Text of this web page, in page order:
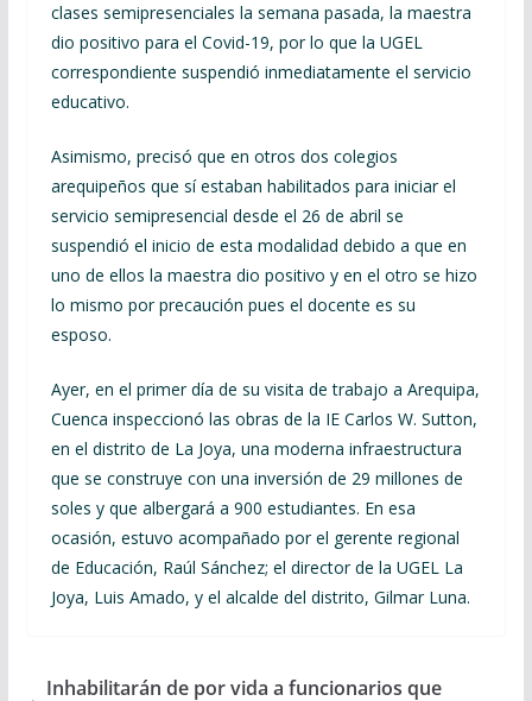
clases semipresenciales la semana pasada, la maestra
dio positivo para el Covid-19, por lo que la UGEL
correspondiente suspendió inmediatamente el servicio
educativo.
Asimismo, precisó que en otros dos colegios
arequipeños que sí estaban habilitados para iniciar el
servicio semipresencial desde el 26 de abril se
suspendió el inicio de esta modalidad debido a que en
uno de ellos la maestra dio positivo y en el otro se hizo
lo mismo por precaución pues el docente es su
esposo.
Ayer, en el primer día de su visita de trabajo a Arequipa,
Cuenca inspeccionó las obras de la IE Carlos W. Sutton,
en el distrito de La Joya, una moderna infraestructura
que se construye con una inversión de 29 millones de
soles y que albergará a 900 estudiantes. En esa
ocasión, estuvo acompañado por el gerente regional
de Educación, Raúl Sánchez; el director de la UGEL La
Joya, Luis Amado, y el alcalde del distrito, Gilmar Luna.
Inhabilitarán de por vida a funcionarios que